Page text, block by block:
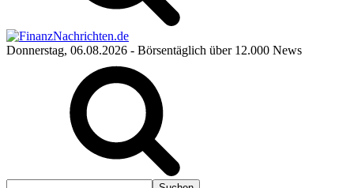
Donnerstag, 06.08.2026 - Börsentäglich über 12.000 News